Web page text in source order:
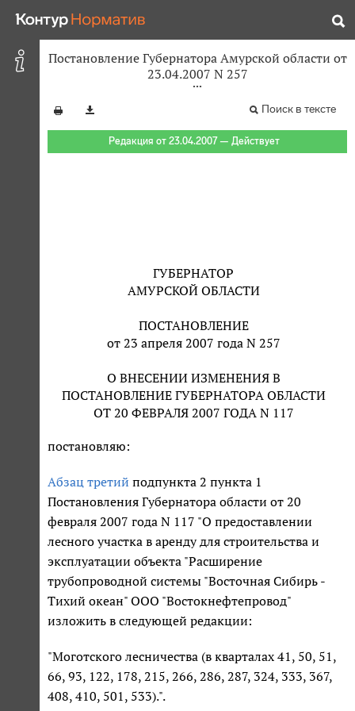
Постановление Губернатора Амурской области от
23.04.2007 N 257
Поиск в тексте
Редакция от 23.04.2007 — Действует
ГУБЕРНАТОР
АМУРСКОЙ ОБЛАСТИ
ПОСТАНОВЛЕНИЕ
от 23 апреля 2007 года N 257
О ВНЕСЕНИИ ИЗМЕНЕНИЯ В
ПОСТАНОВЛЕНИЕ ГУБЕРНАТОРА ОБЛАСТИ
ОТ 20 ФЕВРАЛЯ 2007 ГОДА N 117
постановляю:
Абзац третий подпункта 2 пункта 1
Постановления Губернатора области от 20
февраля 2007 года N 117 "О предоставлении
лесного участка в аренду для строительства и
эксплуатации объекта "Расширение
трубопроводной системы "Восточная Сибирь -
Тихий океан" ООО "Востокнефтепровод"
изложить в следующей редакции:
"Моготского лесничества (в кварталах 41, 50, 51,
66, 93, 122, 178, 215, 266, 286, 287, 324, 333, 367,
408, 410, 501, 533).".